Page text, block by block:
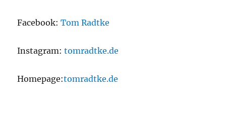
Facebook:Tom Radtke
Instagram:tomradtke.de
Homepage:tomradtke.de